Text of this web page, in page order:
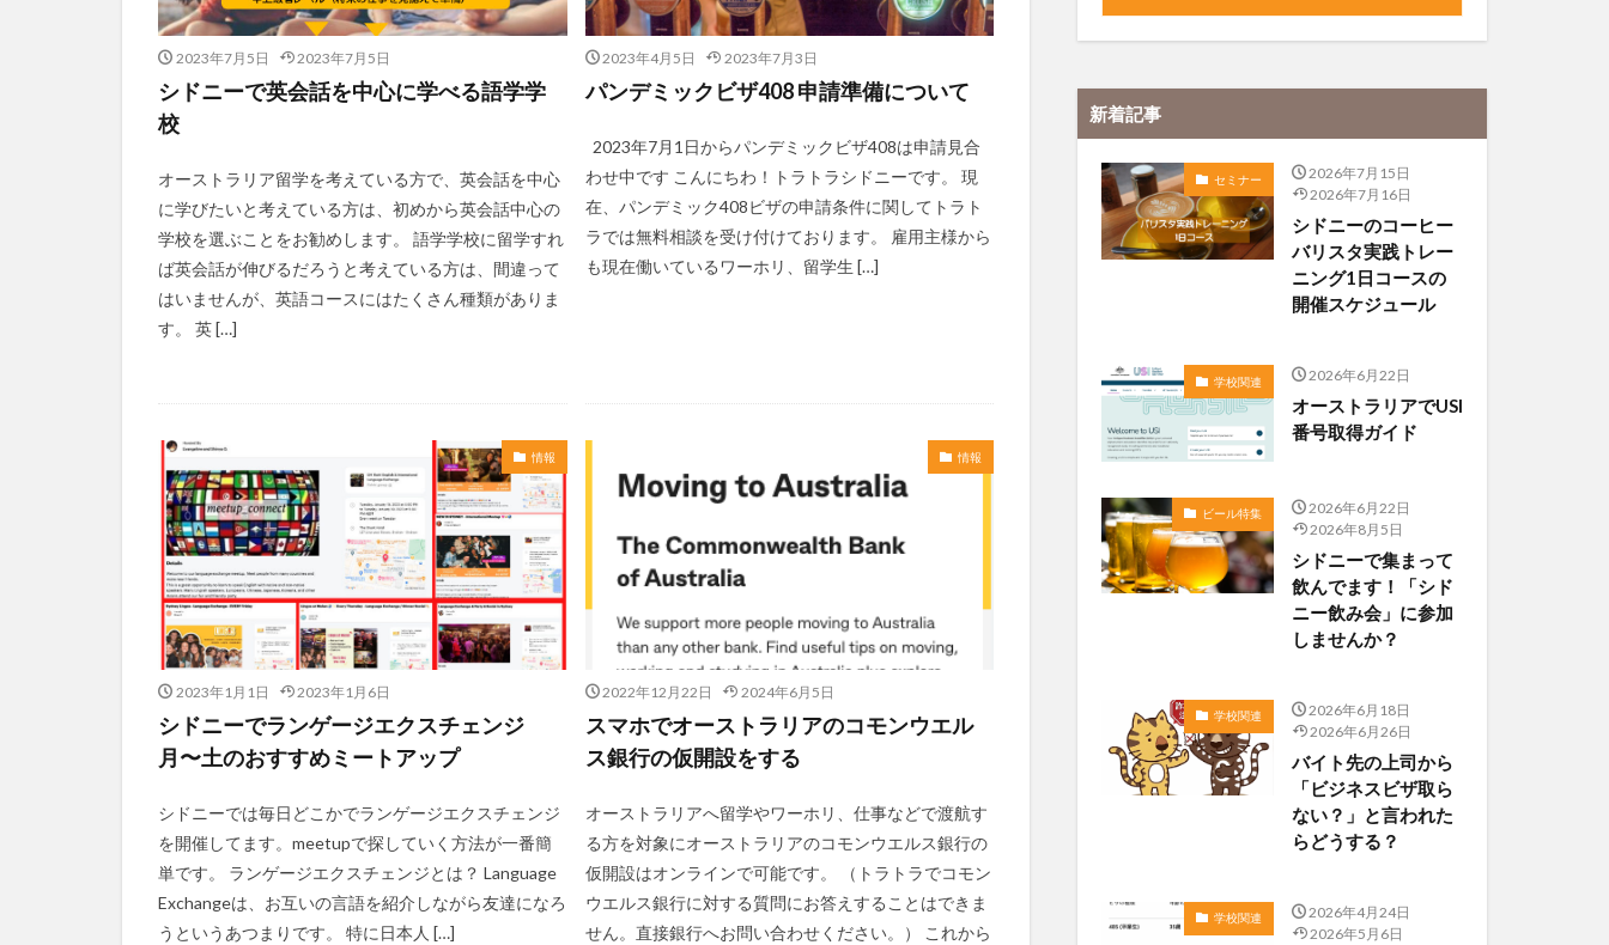
2023年7月5日 2023年7月5日
シドニーで英会話を中心に学べる語学学
校
オーストラリア留学を考えている方で、英会話を中心
に学びたいと考えている方は、初めから英会話中心の
学校を選ぶことをお勧めします。 語学学校に留学すれ
ば英会話が伸びるだろうと考えている方は、間違って
はいませんが、英語コースにはたくさん種類がありま
す。 英 […]
2023年4月5日 2023年7月3日
パンデミックビザ408 申請準備について
2023年7月1日からパンデミックビザ408は申請見合
わせ中です こんにちわ！トラトラシドニーです。 現
在、パンデミック408ビザの申請条件に関してトラト
ラでは無料相談を受け付けております。 雇用主様から
も現在働いているワーホリ、留学生 […]
情報
2023年1月1日 2023年1月6日
シドニーでランゲージエクスチェンジ
月〜土のおすすめミートアップ
シドニーでは毎日どこかでランゲージエクスチェンジ
を開催してます。meetupで探していく方法が一番簡
単です。 ランゲージエクスチェンジとは？ Language
Exchangeは、お互いの言語を紹介しながら友達になろ
うというあつまりです。 特に日本人 […]
情報
2022年12月22日 2024年6月5日
スマホでオーストラリアのコモンウエル
ス銀行の仮開設をする
オーストラリアへ留学やワーホリ、仕事などで渡航す
る方を対象にオーストラリアのコモンウエルス銀行の
仮開設はオンラインで可能です。 （トラトラでコモン
ウエルス銀行に対する質問にお答えすることはできま
せん。直接銀行へお問い合わせください。） これから
新着記事
セミナー
2026年7月15日
2026年7月16日
シドニーのコーヒー
バリスタ実践トレー
ニング1日コースの
開催スケジュール
学校関連 2026年6月22日
オーストラリアでUSI
番号取得ガイド
ビール特集
2026年6月22日
2026年8月5日
シドニーで集まって
飲んでます！「シド
ニー飲み会」に参加
しませんか？
学校関連
2026年6月18日
2026年6月26日
バイト先の上司から
「ビジネスビザ取ら
ない？」と言われた
らどうする？
学校関連
2026年4月24日
2026年5月6日